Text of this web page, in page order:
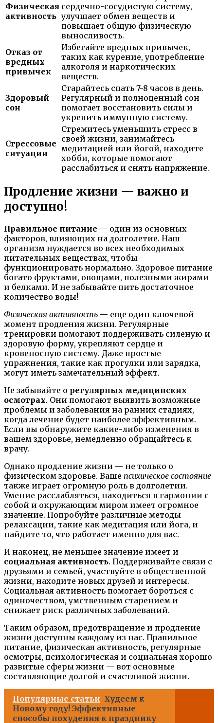
Физическая
активность
сердечно-сосудистую систему,
улучшает обмен веществ и
повышает общую физическую
выносливость.
Отказ от
вредных
привычек
Избегайте вредных привычек,
таких как курение, употребление
алкоголя и наркотических
веществ.
Здоровый
сон
Старайтесь спать 7-8 часов в день.
Регулярный и полноценный сон
помогает восстановить силы и
укрепить иммунную систему.
Стрессовые
ситуации
Стремитесь уменьшить стресс в
своей жизни, занимайтесь
медитацией или йогой, находите
хобби, которые помогают
расслабиться и снять напряжение.
Продление жизни — важно и
доступно!
Правильное питание — один из основных
факторов, влияющих на долголетие. Наш
организм нуждается во всех необходимых
питательных веществах, чтобы
функционировать нормально. Здоровое питание
богато фруктами, овощами, полезными жирами
и белками. И не забывайте пить достаточное
количество воды!
Физическая активность — еще один ключевой
момент продления жизни. Регулярные
тренировки помогают поддерживать силеную и
здоровую форму, укрепляют сердце и
кровеносную систему. Даже простые
упражнения, такие как прогулки или зарядка,
могут иметь замечательный эффект.
Не забывайте о регулярных медицинских
осмотрах. Они помогают выявить возможные
проблемы и заболевания на ранних стадиях,
когда лечение будет наиболее эффективным.
Если вы обнаружите какие-либо изменения в
вашем здоровье, немедленно обращайтесь к
врачу.
Однако продление жизни — не только о
физическом здоровье. Ваше психическое состояние
также играет огромную роль в долголетии.
Умение расслабляться, находиться в гармонии с
собой и окружающим миром имеет огромное
значение. Попробуйте различные методы
релаксации, такие как медитация или йога, и
найдите то, что работает именно для вас.
И наконец, не меньшее значение имеет и
социальная активность. Поддерживайте связи с
друзьями и семьей, участвуйте в общественной
жизни, находите новых друзей и интересы.
Социальная активность помогает бороться с
одиночеством, умственным старением и
снижает риск различных заболеваний.
Таким образом, предотвращение и продление
жизни доступны каждому из нас. Правильное
питание, физическая активность, регулярные
осмотры, психологическая и социальная хорошо
развитые сферы жизни — вот основные
составляющие долгой и счастливой жизни.
Популярные статьи Худеем к
Новому году! Эффективные
способы похудения к празднику